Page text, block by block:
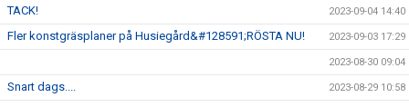
TACK! 2023-09-04 14:40
Fler konstgräsplaner på Husiegård&#128591;RÖSTA NU! 2023-09-03 17:29
2023-08-30 09:04
Snart dags.... 2023-08-29 10:58